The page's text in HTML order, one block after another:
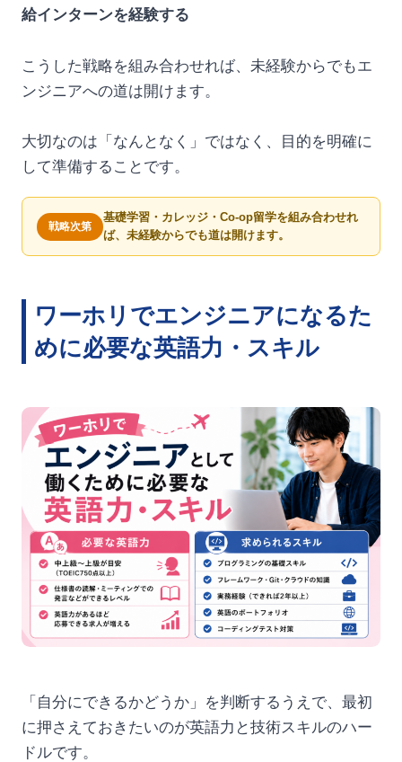
給インターンを経験する
こうした戦略を組み合わせれば、未経験からでもエ
ンジニアへの道は開けます。
大切なのは「なんとなく」ではなく、目的を明確に
して準備することです。
戦略次第
基礎学習・カレッジ・Co-op留学を組み合わせれ
ば、未経験からでも道は開けます。
ワーホリでエンジニアになるた
めに必要な英語力・スキル
「自分にできるかどうか」を判断するうえで、最初
に押さえておきたいのが英語力と技術スキルのハー
ドルです。